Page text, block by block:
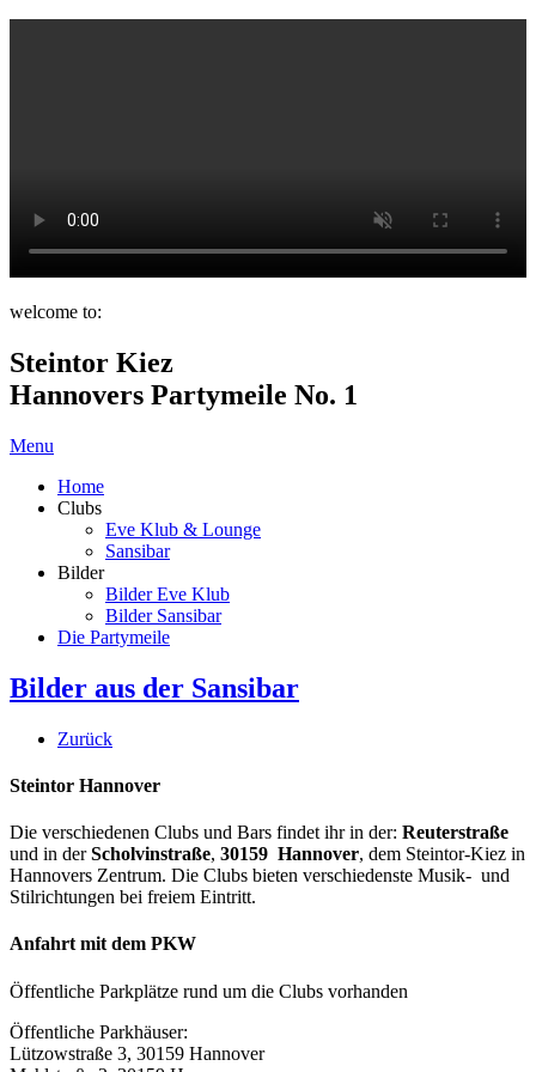
welcome to:
Steintor Kiez
Hannovers Partymeile No. 1
Menu
Home
Clubs
Eve Klub & Lounge
Sansibar
Bilder
Bilder Eve Klub
Bilder Sansibar
Die Partymeile
Bilder aus der Sansibar
Zurück
Steintor Hannover
Die verschiedenen Clubs und Bars findet ihr in der: Reuterstraße
und in derScholvinstraße, 30159 Hannover, dem Steintor-Kiez in
Hannovers Zentrum. Die Clubs bieten verschiedenste Musik- und
Stilrichtungen bei freiem Eintritt.
Anfahrt mit dem PKW
Öffentliche Parkplätze rund um die Clubs vorhanden
Öffentliche Parkhäuser:
Lützowstraße 3, 30159 Hannover